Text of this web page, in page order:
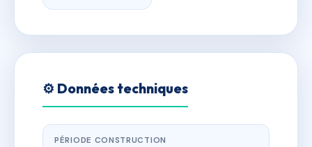
⚙️ Données techniques
PÉRIODE CONSTRUCTION